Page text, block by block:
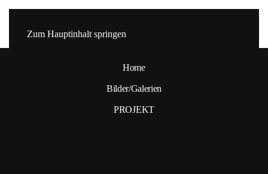
Zum Hauptinhalt springen
Home
Bilder/Galerien
PROJEKT